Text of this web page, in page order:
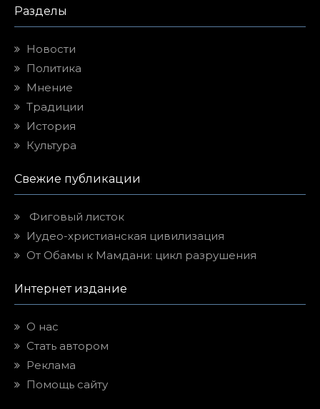
Разделы
Новости
Политика
Мнение
Традиции
История
Культура
Свежие публикации
Фиговый листок
Иудео-христианская цивилизация
От Обамы к Мамдани: цикл разрушения
Интернет издание
О нас
Стать автором
Реклама
Помощь сайту